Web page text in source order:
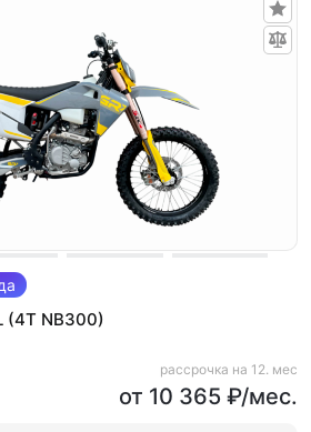
(4T NB300)
рассрочка на 12. мес
от 10 365 ₽/мес.